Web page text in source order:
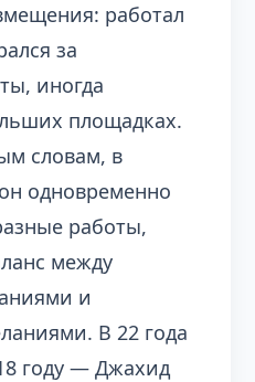
работал
за
иногда
площадках.
словам, в
одновременно
работы,
между
и
В 22 года
году — Джахид